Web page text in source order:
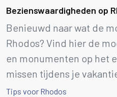
Bezienswaardigheden op
Benieuwd naar wat de
Rhodos? Vind hier de
en monumenten op het
missen tijdens je
Tips voor Rhodos